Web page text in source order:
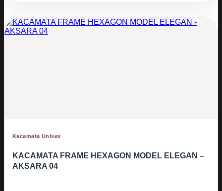
Kacamata Unisex
KACAMATA FRAME HEXAGON MODEL ELEGAN –
AKSARA 04